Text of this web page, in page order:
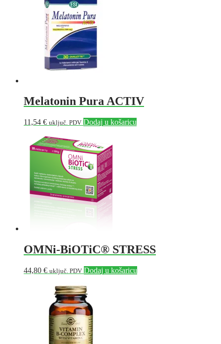
Melatonin Pura ACTIV
11,54 € uključ. PDV Dodaj u košaricu
OMNi-BiOTiC® STRESS
44,80 € uključ. PDV Dodaj u košaricu